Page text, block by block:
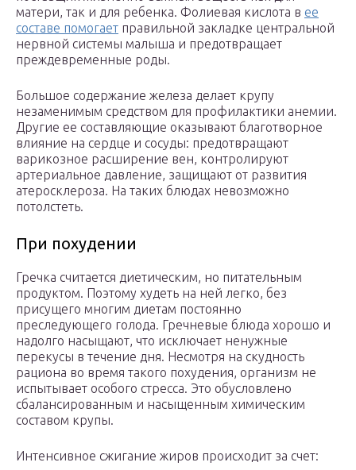
матери, так и для ребенка. Фолиевая кислота в ее
составе помогает правильной закладке центральной
нервной системы малыша и предотвращает
преждевременные роды.
Большое содержание железа делает крупу
незаменимым средством для профилактики анемии.
Другие ее составляющие оказывают благотворное
влияние на сердце и сосуды: предотвращают
варикозное расширение вен, контролируют
артериальное давление, защищают от развития
атеросклероза. На таких блюдах невозможно
потолстеть.
При похудении
Гречка считается диетическим, но питательным
продуктом. Поэтому худеть на ней легко, без
присущего многим диетам постоянно
преследующего голода. Гречневые блюда хорошо и
надолго насыщают, что исключает ненужные
перекусы в течение дня. Несмотря на скудность
рациона во время такого похудения, организм не
испытывает особого стресса. Это обусловлено
сбалансированным и насыщенным химическим
составом крупы.
Интенсивное сжигание жиров происходит за счет: